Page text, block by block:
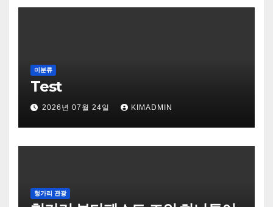
미분류
Test
2026년 07월 24일 KIMADMIN
헝가리 관광